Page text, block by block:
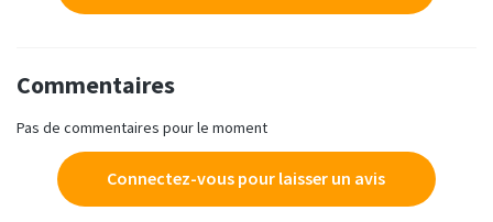
Commentaires
Pas de commentaires pour le moment
Connectez-vous pour laisser un avis